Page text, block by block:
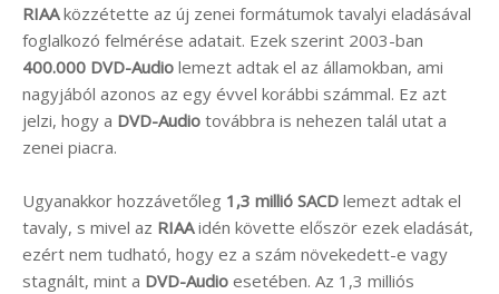
RIAAközzétette az új zenei formátumok tavalyi eladásával
foglalkozó felmérése adatait. Ezek szerint 2003-ban
400.000 DVD-Audio lemezt adtak el az államokban, ami
nagyjából azonos az egy évvel korábbi számmal. Ez azt
jelzi, hogy a DVD-Audio továbbra is nehezen talál utat a
zenei piacra.
Ugyanakkor hozzávetőleg 1,3 millió SACD lemezt adtak el
tavaly, s mivel az RIAAidén követte először ezek eladását,
ezért nem tudható, hogy ez a szám növekedett-e vagy
stagnált, mint a DVD-Audio esetében. Az 1,3 milliós